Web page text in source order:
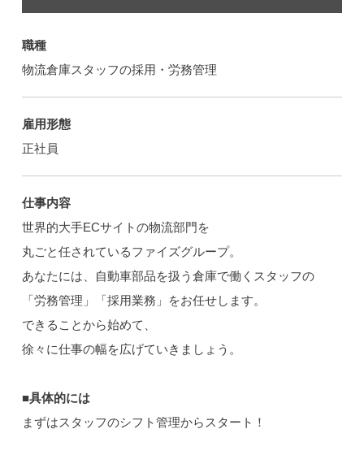
職種
物流倉庫スタッフの採用・労務管理
雇用形態
正社員
仕事内容
世界的大手ECサイトの物流部門を
丸ごと任されているファイズグループ。
あなたには、自動車部品を扱う倉庫で働くスタッフの
「労務管理」「採用業務」をお任せします。
できることから始めて、
徐々に仕事の幅を広げていきましょう。
■具体的には
まずはスタッフのシフト管理からスタート！